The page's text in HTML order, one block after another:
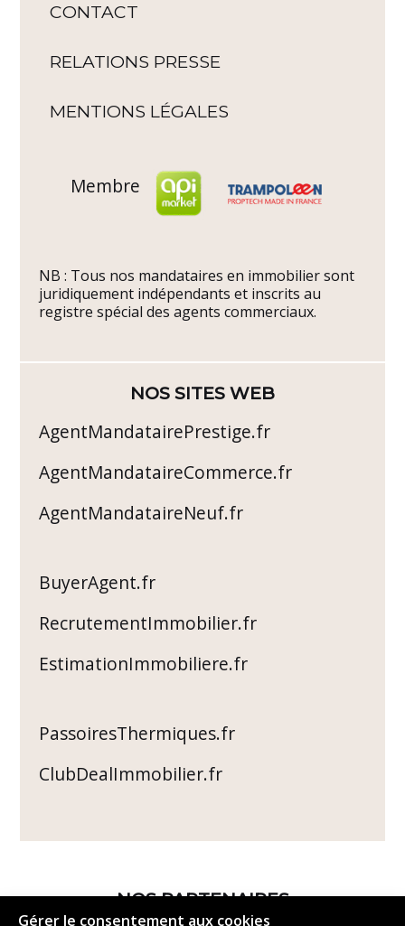
Gérer le consentement aux cookies
CONTACT
RELATIONS PRESSE
MENTIONS LÉGALES
Membre
NB : Tous nos mandataires en immobilier sont
juridiquement indépendants et inscrits au
registre spécial des agents commerciaux.
NOS SITES WEB
AgentMandatairePrestige.fr
AgentMandataireCommerce.fr
AgentMandataireNeuf.fr
BuyerAgent.fr
RecrutementImmobilier.fr
EstimationImmobiliere.fr
PassoiresThermiques.fr
ClubDealImmobilier.fr
NOS PARTENAIRES